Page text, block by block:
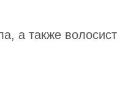
а также